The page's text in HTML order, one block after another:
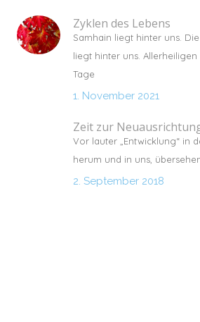
Zyklen des Lebens
Samhain liegt hinter uns.
liegt hinter uns. Allerheiligen
Tage
1. November 2021
Zeit zur
Vor lauter „Entwicklung“ in
herum und in uns,
2. September 2018